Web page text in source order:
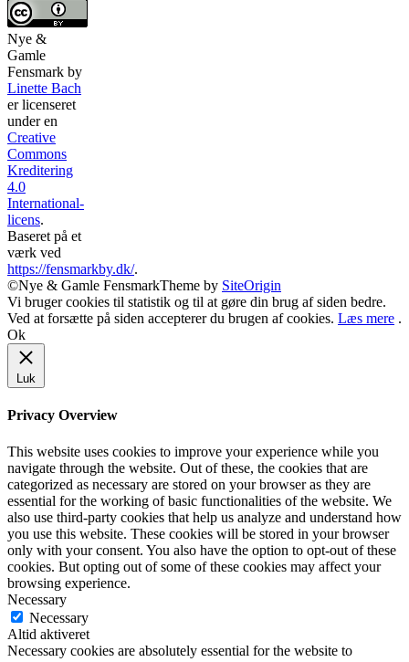
Nye &
Gamle
Fensmark by
Linette Bach
er licenseret
under en
Creative
Commons
Kreditering
4.0
International-
licens.
Baseret på et
værk ved
https://fensmarkby.dk/.
©Nye & Gamle FensmarkTheme by SiteOrigin
Vi bruger cookies til statistik og til at gøre din brug af siden bedre.
Ved at forsætte på siden accepterer du brugen af cookies. Læs mere .
Ok
Luk
Privacy Overview
This website uses cookies to improve your experience while you
navigate through the website. Out of these, the cookies that are
categorized as necessary are stored on your browser as they are
essential for the working of basic functionalities of the website. We
also use third-party cookies that help us analyze and understand how
you use this website. These cookies will be stored in your browser
only with your consent. You also have the option to opt-out of these
cookies. But opting out of some of these cookies may affect your
browsing experience.
Necessary
Necessary
Altid aktiveret
Necessary cookies are absolutely essential for the website to